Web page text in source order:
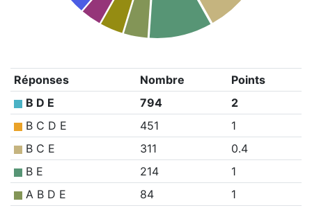
Réponses Nombre
Points
B D E
794
2
B C D E
451
1
B C E
311
0.4
B E
214
1
A B D E
84
1